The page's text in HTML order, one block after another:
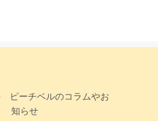
ピーチベルのコラムやお
知らせ